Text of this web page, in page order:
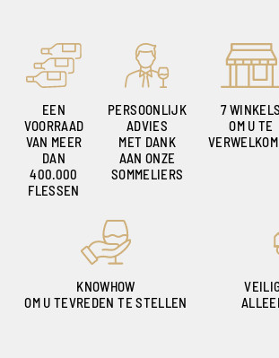
EEN
VOORRAAD
VAN MEER
DAN
400.000
FLESSEN
PERSOONLIJK
ADVIES
MET DANK
AAN ONZE
SOMMELIERS
7 WINKELS
OM U TE
KNOWHOW
OM U TEVREDEN TE STELLEN